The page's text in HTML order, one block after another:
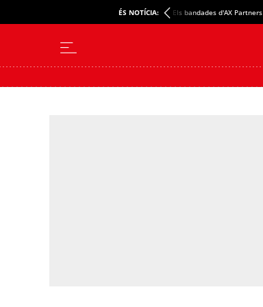
ÉS NOTÍCIA: Els bandades d'AX Partners